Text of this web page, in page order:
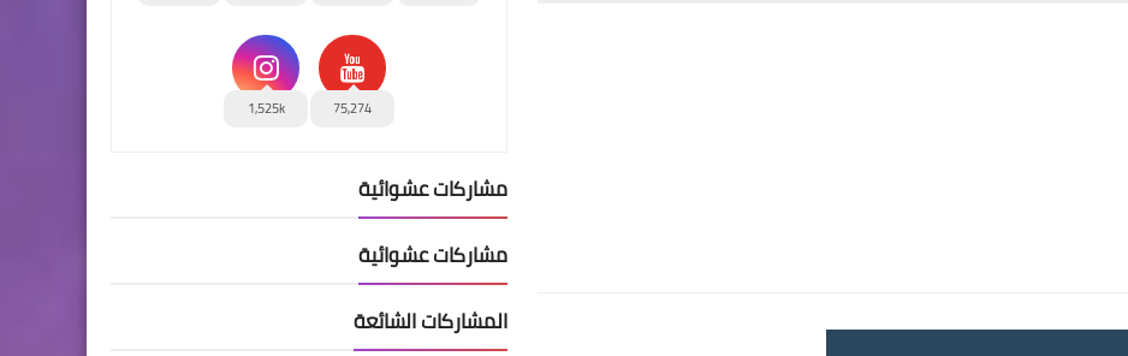
75,274
1,525k
مشاركات عشوائية
مشاركات عشوائية
المشاركات الشائعة